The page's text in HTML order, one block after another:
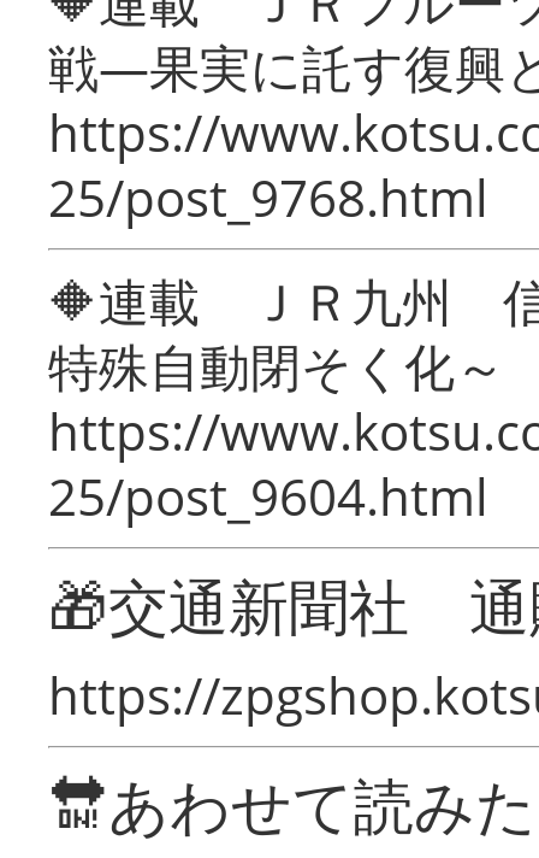
戦―果実に託す復興
https://
25/post_9768.html
🔶連載 ＪＲ九州 信
特殊自動閉そく化～
https://
25/post_9604.html
🎁交通新聞社
https://
🔛あわせて読み